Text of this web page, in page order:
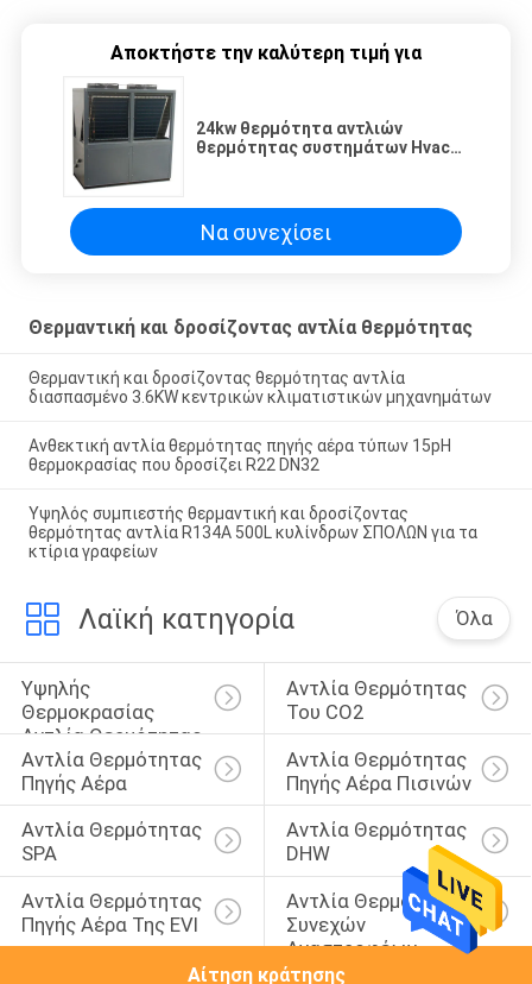
Αποκτήστε την καλύτερη τιμή για
24kw θερμότητα αντλιών
θερμότητας συστημάτων Hvac
500L
Να συνεχίσει
Θερμαντική και δροσίζοντας αντλία θερμότητας
Θερμαντική και δροσίζοντας θερμότητας αντλία
διασπασμένο 3.6KW κεντρικών κλιματιστικών μηχανημάτων
Ανθεκτική αντλία θερμότητας πηγής αέρα τύπων 15pH
θερμοκρασίας που δροσίζει R22 DN32
Υψηλός συμπιεστής θερμαντική και δροσίζοντας
θερμότητας αντλία R134A 500L κυλίνδρων ΣΠΟΛΩΝ για τα
κτίρια γραφείων
Λαϊκή κατηγορία Όλα
Υψηλής
Θερμοκρασίας
Αντλία Θερμότητας
Αντλία Θερμότητας
Του CO2
Αντλία Θερμότητας
Πηγής Αέρα
Αντλία Θερμότητας
Πηγής Αέρα Πισινών
Αντλία Θερμότητας
SPA
Αντλία Θερμότητας
DHW
Αντλία Θερμότητας
Πηγής Αέρα Της EVI
Αντλία Θερμότητας
Συνεχών
Αναστροφέων
Αίτηση κράτησης